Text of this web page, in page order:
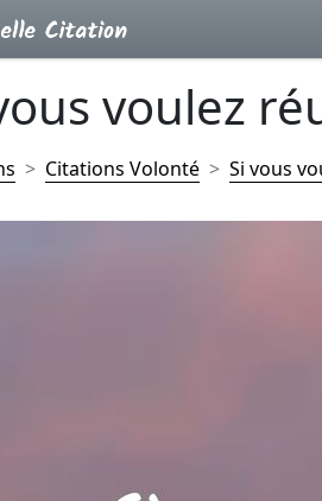
voulez
Citations Volonté Si vous